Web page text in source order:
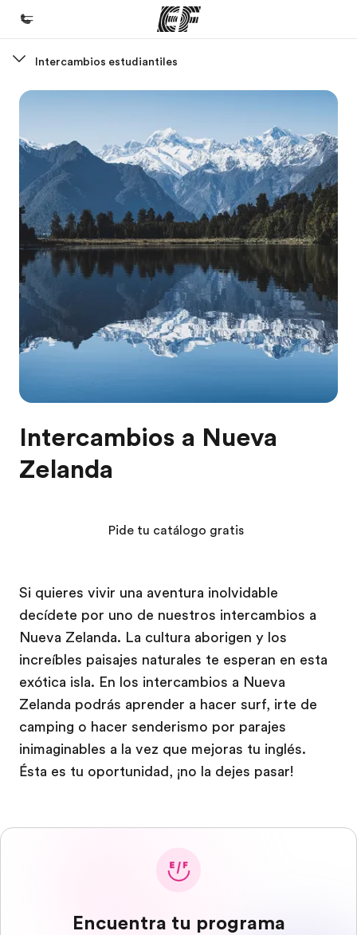
Bienvenido a EF
Programas
Ver todo lo que hacemos
Oficinas
Encuentra una oficina
Sobre nosotros
Quiénes somos
Trabajos
Únete al equipo
Intercambios estudiantiles
Intercambios a Nueva
Zelanda
Si quieres vivir una aventura inolvidable
decídete por uno de nuestros intercambios a
Nueva Zelanda. La cultura aborigen y los
increíbles paisajes naturales te esperan en esta
exótica isla. En los intercambios a Nueva
Zelanda podrás aprender a hacer surf, irte de
camping o hacer senderismo por parajes
inimaginables a la vez que mejoras tu inglés.
Ésta es tu oportunidad, ¡no la dejes pasar!
Pide tu catálogo gratis
Encuentra tu programa